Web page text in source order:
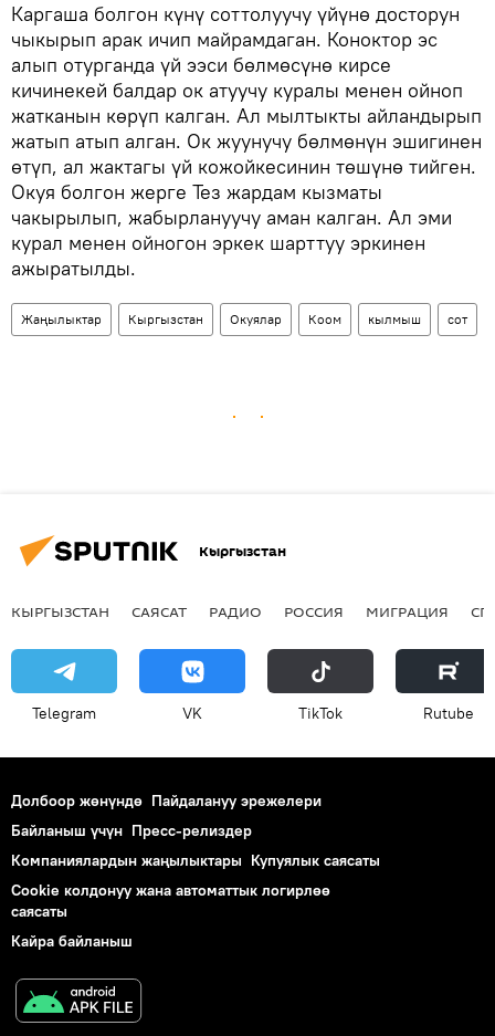
Каргаша болгон күнү соттолуучу үйүнө досторун
чыкырып арак ичип майрамдаган. Коноктор эс
алып отурганда үй ээси бөлмөсүнө кирсе
кичинекей балдар ок атуучу куралы менен ойноп
жатканын көрүп калган. Ал мылтыкты айландырып
жатып атып алган. Ок жуунучу бөлмөнүн эшигинен
өтүп, ал жактагы үй кожойкесинин төшүнө тийген.
Окуя болгон жерге Тез жардам кызматы
чакырылып, жабырлануучу аман калган. Ал эми
курал менен ойногон эркек шарттуу эркинен
ажыратылды.
Жаңылыктар Кыргызстан Окуялар Коом кылмыш сот
Кыргызстан
КЫРГЫЗСТАН САЯСАТ РАДИО РОССИЯ МИГРАЦИЯ
Telegram VK ТikТоk Rutube
Долбоор жөнүндө Пайдалануу эрежелери
Байланыш үчүн Пресс-релиздер
Компаниялардын жаңылыктары Купуялык саясаты
Cookie колдонуу жана автоматтык логирлөө
саясаты
Кайра байланыш